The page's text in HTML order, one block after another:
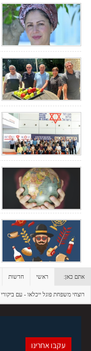
אתם כאן: ראשי חדשות
רוצחי משפחת פוגל ייכלאו - עם
עקבו אחרינו